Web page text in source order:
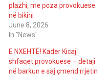
plazhi, me poza provokuese
në bikini
June 8, 2026
In "News"
E NXEHTË! Kader Kicaj
shfaqet provokuese – detaji
në barkun e saj çmend rrjetin